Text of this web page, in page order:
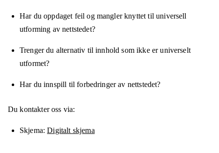
Har du oppdaget feil og mangler knyttet til universell
utforming av nettstedet?
Trenger du alternativ til innhold som ikke er universelt
utformet?
Har du innspill til forbedringer av nettstedet?
Du kontakter oss via:
Skjema Digitalt skjema